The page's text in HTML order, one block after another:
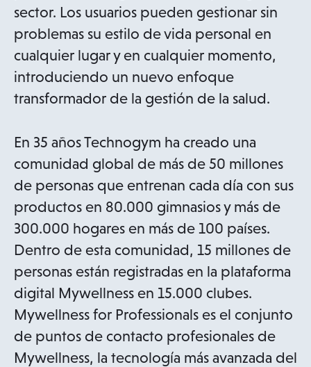
sector. Los usuarios pueden gestionar sin
problemas su estilo de vida personal en
cualquier lugar y en cualquier momento,
introduciendo un nuevo enfoque
transformador de la gestión de la salud.
En 35 años Technogym ha creado una
comunidad global de más de 50 millones
de personas que entrenan cada día con sus
productos en 80.000 gimnasios y más de
300.000 hogares en más de 100 países.
Dentro de esta comunidad, 15 millones de
personas están registradas en la plataforma
digital Mywellness en 15.000 clubes.
Mywellness for Professionals es el conjunto
de puntos de contacto profesionales de
Mywellness, la tecnología más avanzada del